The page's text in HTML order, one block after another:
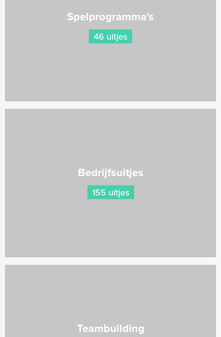
Spelprogramma's
46 uitjes
Bedrijfsuitjes
155 uitjes
Teambuilding